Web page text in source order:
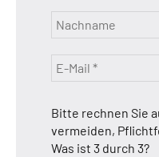
Bitte rechnen Sie
vermeiden,
Was ist 3 durch 3?